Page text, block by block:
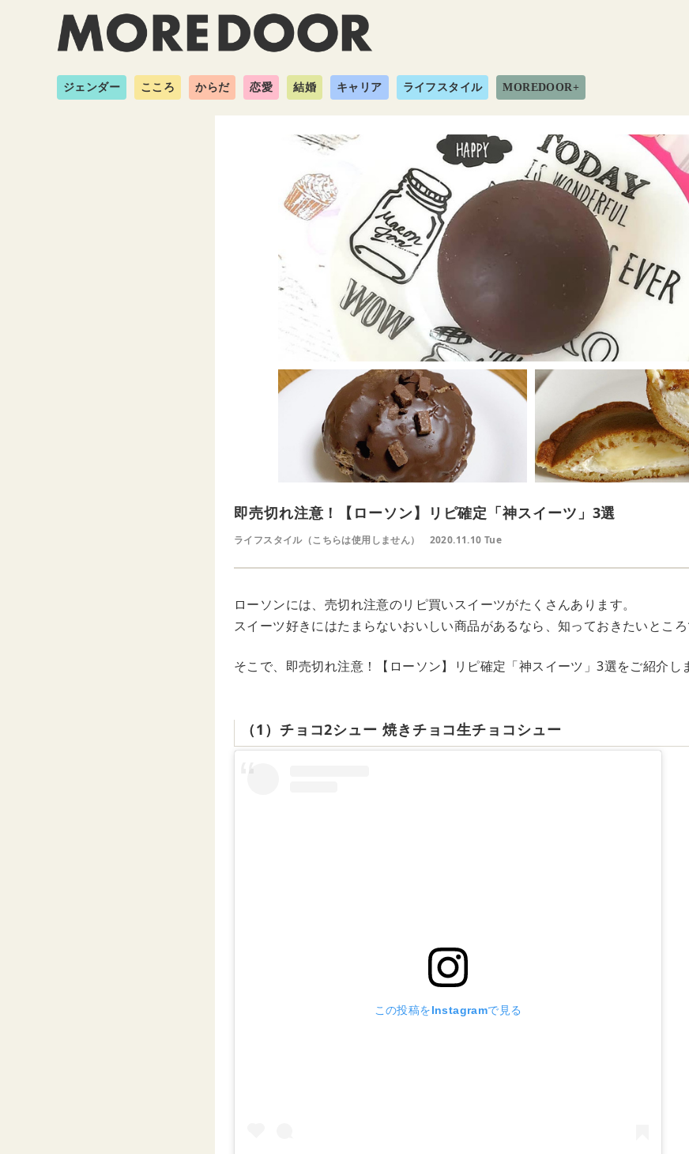
ジェンダー こころ からだ 恋愛 結婚 キャリア ライフスタイル MOREDOOR+
即売切れ注意！【ローソン】リピ確定「神スイーツ」3選
ライフスタイル（こちらは使用しません） 2020.11.10 Tue
ローソンには、売切れ注意のリピ買いスイーツがたくさんあります。
スイーツ好きにはたまらないおいしい商品があるなら、知っておきたいところ
そこで、即売切れ注意！【ローソン】リピ確定「神スイーツ」3選をご紹介し
（1）チョコ2シュー 焼きチョコ生チョコシュー
この投稿をInstagramで見る